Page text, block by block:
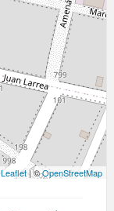
Leaflet| ©OpenStreetMap